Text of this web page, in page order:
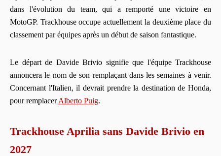
dans l'évolution du team, qui a remporté une victoire en
MotoGP. Trackhouse occupe actuellement la deuxième place du
classement par équipes après un début de saison fantastique.
Le départ de Davide Brivio signifie que l'équipe Trackhouse
annoncera le nom de son remplaçant dans les semaines à venir.
Concernant l'Italien, il devrait prendre la destination de Honda,
pour remplacerAlberto Puig.
Trackhouse Aprilia sans Davide Brivio en
2027